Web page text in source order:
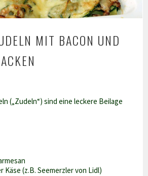
MIT BACON UND
(„Zudeln“) sind eine leckere Beilage
Käse (z.B. Seemerzler von Lidl)